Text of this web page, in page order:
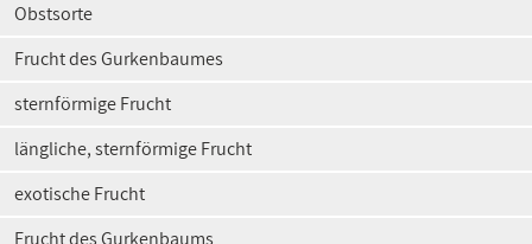
Obstsorte
Frucht des Gurkenbaumes
sternförmige Frucht
längliche, sternförmige Frucht
exotische Frucht
Frucht des Gurkenbaums